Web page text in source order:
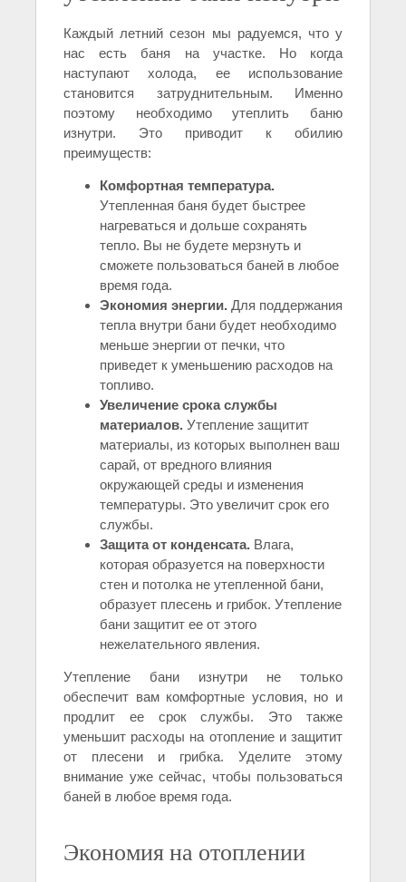
Каждый летний сезон мы радуемся, что у
нас есть баня на участке. Но когда
наступают холода, ее использование
становится затруднительным. Именно
поэтому необходимо утеплить баню
изнутри. Это приводит к обилию
преимуществ:
Комфортная температура.
Утепленная баня будет быстрее
нагреваться и дольше сохранять
тепло. Вы не будете мерзнуть и
сможете пользоваться баней в любое
время года.
Экономия энергии. Для поддержания
тепла внутри бани будет необходимо
меньше энергии от печки, что
приведет к уменьшению расходов на
топливо.
Увеличение срока службы
материалов. Утепление защитит
материалы, из которых выполнен ваш
сарай, от вредного влияния
окружающей среды и изменения
температуры. Это увеличит срок его
службы.
Защита от конденсата. Влага,
которая образуется на поверхности
стен и потолка не утепленной бани,
образует плесень и грибок. Утепление
бани защитит ее от этого
нежелательного явления.
Утепление бани изнутри не только
обеспечит вам комфортные условия, но и
продлит ее срок службы. Это также
уменьшит расходы на отопление и защитит
от плесени и грибка. Уделите этому
внимание уже сейчас, чтобы пользоваться
баней в любое время года.
Экономия на отоплении